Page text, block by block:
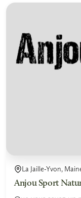
La Jaille-Yvon,
Anjou Sport